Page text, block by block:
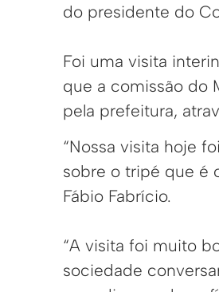
do presidente do
Foi uma visita
que a comissão do
pela prefeitura,
“Nossa visita hoje
sobre o tripé que é
Fábio Fabrício.
“A visita foi muito
sociedade